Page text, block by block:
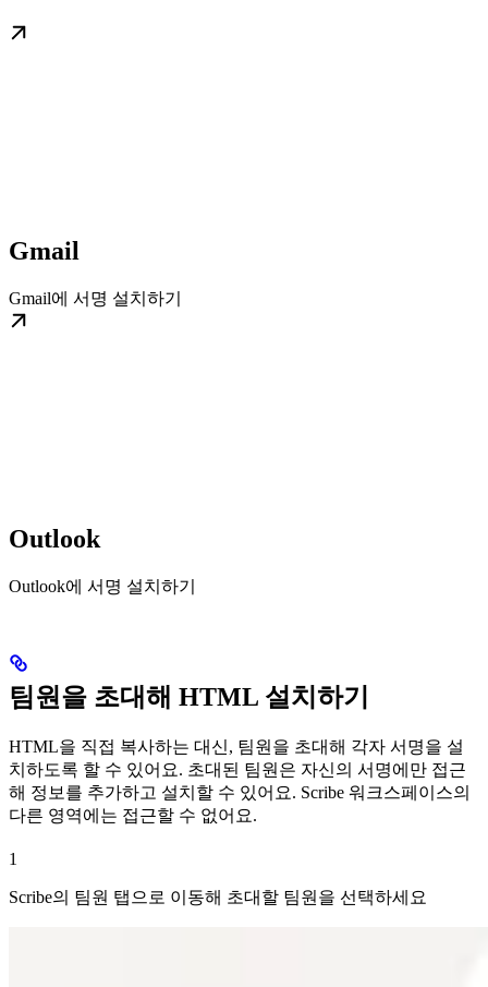
Gmail
Gmail에 서명 설치하기
Outlook
Outlook에 서명 설치하기
팀원을 초대해 HTML 설치하기
HTML을 직접 복사하는 대신, 팀원을 초대해 각자 서명을 설
치하도록 할 수 있어요. 초대된 팀원은 자신의 서명에만 접근
해 정보를 추가하고 설치할 수 있어요. Scribe 워크스페이스의
다른 영역에는 접근할 수 없어요.
1
Scribe의 팀원 탭으로 이동해 초대할 팀원을 선택하세요